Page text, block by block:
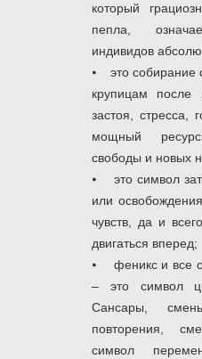
который
пепла,
индивидов
⦁ это собирание
крупицам после
застоя, стресса,
мощный
свободы и новых
⦁ это символ
или
чувств, да и
двигаться вперед;
⦁ феникс и все
– это символ
Сансары,
повторения,
символ